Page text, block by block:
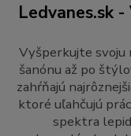
Ledvanes.sk
Vyšperkujte svoju
šanónu až po
zahŕňajú
ktoré uľahčujú
spektra